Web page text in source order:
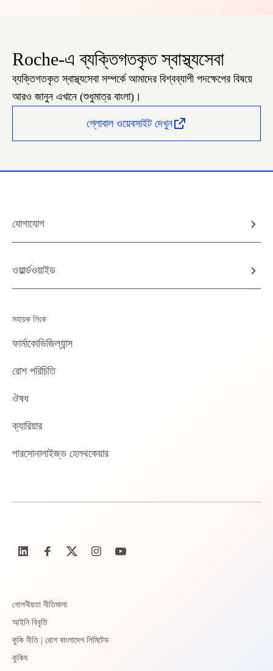
Roche-এ ব্যক্তিগতকৃত স্বাস্থ্যসেবা
ব্যক্তিগতকৃত স্বাস্থ্যসেবা সম্পর্কে আমাদের বিশ্বব্যাপী পদক্ষেপের বিষয়ে
আরও জানুন এখানে (শুধুমাত্র বাংলা)।
গ্লোবাল ওয়েবসাইট দেখুন
যোগাযোগ
ওয়ার্ল্ডওয়াইড
সহায়ক লিংক
ফার্মাকোভিজিল্যান্স
রোশ পরিচিতি
ঔষধ
ক্যারিয়ার
পারসোনালাইজ্‌ড হেলথকেয়ার
গোপনীয়তা নীতিমালা
আইনি বিবৃতি
কুকি নীতি | রোশ বাংলাদেশ লিমিটেড
কুকিয